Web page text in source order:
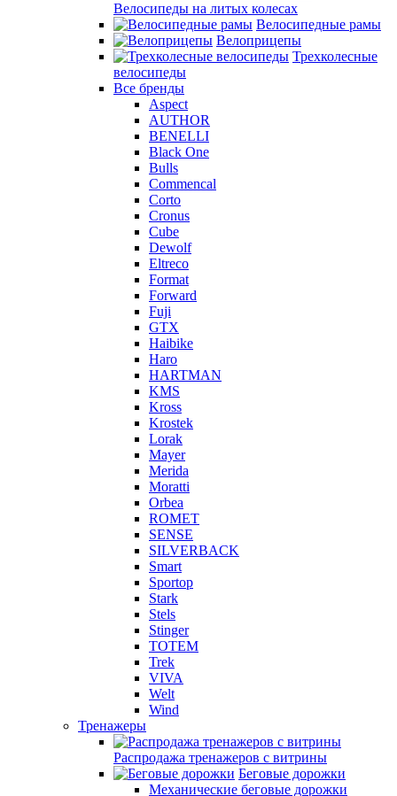
Велосипеды на литых колесах
Велосипедные рамы
Велоприцепы
Трехколесные
велосипеды
Все бренды
Aspect
AUTHOR
BENELLI
Black One
Bulls
Commencal
Corto
Cronus
Cube
Dewolf
Eltreco
Format
Forward
Fuji
GTX
Haibike
Haro
HARTMAN
KMS
Kross
Krostek
Lorak
Mayer
Merida
Moratti
Orbea
ROMET
SENSE
SILVERBACK
Smart
Sportop
Stark
Stels
Stinger
TOTEM
Trek
VIVA
Welt
Wind
Тренажеры
Распродажа тренажеров с витрины
Беговые дорожки
Механические беговые дорожки